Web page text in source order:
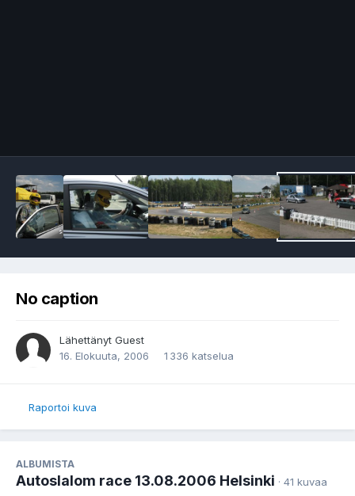
No caption
Lähettänyt Guest
16. Elokuuta, 2006
1 336 katselua
Raportoi kuva
ALBUMISTA
Autoslalom race 13.08.2006 Helsinki · 41 kuvaa